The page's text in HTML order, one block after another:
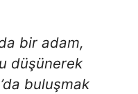
bir adam,
düşünerek
buluşmak